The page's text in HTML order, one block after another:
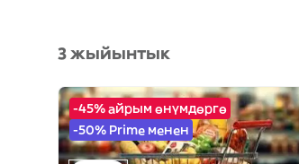
3 жыйынтык
-45% айрым өнүмдөргө
-50% Prime менен